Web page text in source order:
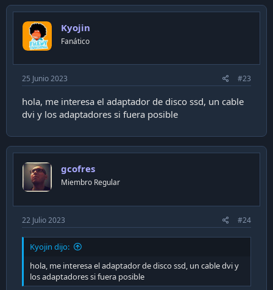
Kyojin
Fanático
25 Junio 2023 #23
hola, me interesa el adaptador de disco ssd, un cable
dvi y los adaptadores si fuera posible
gcofres
Miembro Regular
22 Julio 2023 #24
Kyojin dijo:
hola, me interesa el adaptador de disco ssd, un cable dvi y
los adaptadores si fuera posible